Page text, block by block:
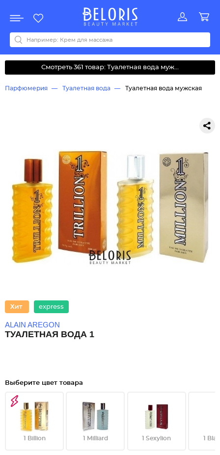
Акции
Все бренды
0-9ABCDEFGHIJKLMNOPQRSTUVWYZАБВДЗИМОКЛНПРСТУФ
Смотреть 361 товар: Туалетная вода муж...
Парфюмерия Туалетная вода Туалетная вода мужская
express
ALAIN AREGON
ТУАЛЕТНАЯ ВОДА 1
Выберите цвет товара
1 Billion 1 Milliard 1 Sexylion 1